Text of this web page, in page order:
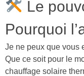
Le
Pourquoi
Je ne peux que vous
Que ce soit pour le
chauffage solaire